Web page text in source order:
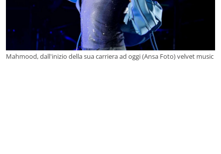
Mahmood, dall'inizio della sua carriera ad oggi (Ansa Foto) velvet music